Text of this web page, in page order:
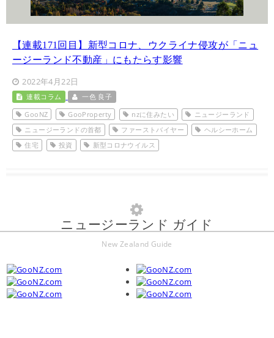
【連載171回目】新型コロナ、ウクライナ侵攻が「ニュ
ージーランド不動産」にもたらす影響
2022年4月22日
連載コラム
一色 良子
GooNZ
GooProperty nzに住みたい
ニュージーランド
ニュージーランドの首都
ファーストバイヤー
ヘルシーホーム
住宅
投資 新型コロナウイルス
ニュージーランド ガイド
New Zealand Guide